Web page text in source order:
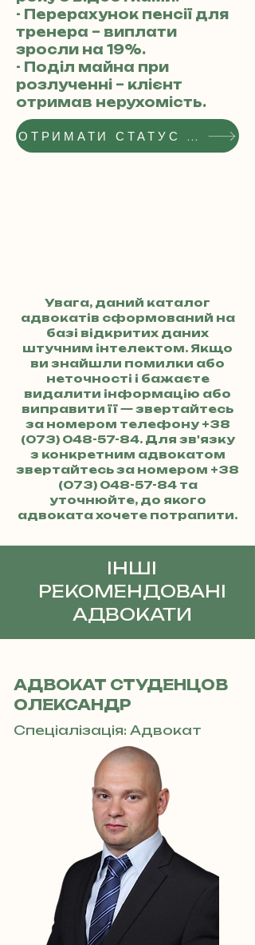
- Перерахунок пенсії для
тренера – виплати
зросли на 19%.
- Поділ майна при
розлученні – клієнт
отримав нерухомість.
ОТРИМАТИ СТАТУС РЕКОМЕНДОВАНОГО АДВОКАТА
Увага, даний каталог
адвокатів сформований на
базі відкритих даних
штучним інтелектом. Якщо
ви знайшли помилки або
неточності і бажаєте
видалити інформацію або
виправити її — звертайтесь
за номером телефону +38
(073) 048-57-84. Для зв'язку
з конкретним адвокатом
звертайтесь за номером +38
(073) 048-57-84та
уточнюйте, до якого
адвоката хочете потрапити.
ІНШІ
РЕКОМЕНДОВАНІ
АДВОКАТИ
АДВОКАТ СТУДЕНЦОВ
ОЛЕКСАНДР
Спеціалізація: Адвокат